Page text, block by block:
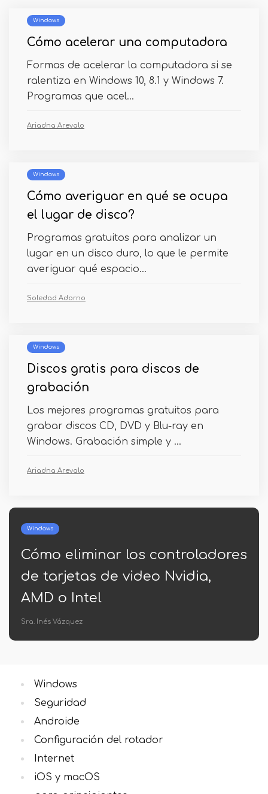
Windows
Cómo acelerar una computadora
Formas de acelerar la computadora si se
ralentiza en Windows 10, 8.1 y Windows 7.
Programas que acel...
Ariadna Arevalo
Windows
Cómo averiguar en qué se ocupa
el lugar de disco?
Programas gratuitos para analizar un
lugar en un disco duro, lo que le permite
averiguar qué espacio...
Soledad Adorno
Windows
Discos gratis para discos de
grabación
Los mejores programas gratuitos para
grabar discos CD, DVD y Blu-ray en
Windows. Grabación simple y ...
Ariadna Arevalo
Windows
Cómo obtener una lista de
archivos en la carpeta de
Windows
Sra. Inés Vázquez
Windows
Seguridad
Androide
Configuración del rotador
Internet
iOS y macOS